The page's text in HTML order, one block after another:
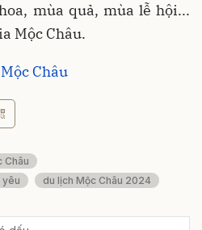
mùa quả, mùa lễ hội...
Mộc Châu.
Châu
Châu
yêu
du lịch Mộc Châu 2024